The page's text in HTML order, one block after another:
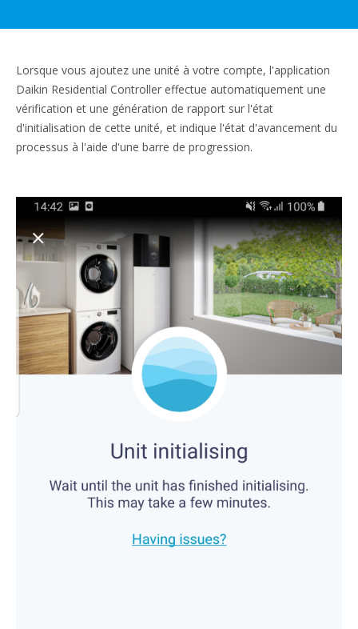
Lorsque vous ajoutez une unité à votre compte, l'application
Daikin Residential Controller effectue automatiquement une
vérification et une génération de rapport sur l'état
d'initialisation de cette unité, et indique l'état d'avancement du
processus à l'aide d'une barre de progression.